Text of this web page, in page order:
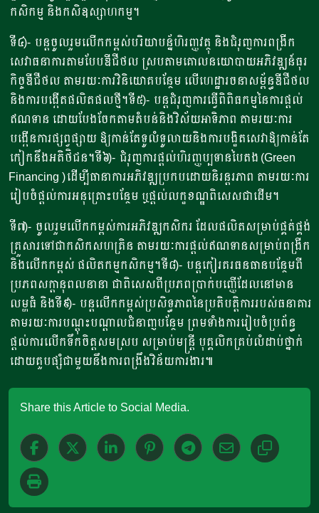
កសិកម្ម និងកសិឧស្សាហកម្ម។
ទី៤)- បន្តចូលរួមលើកកម្ពស់បរិយាបន្ន័ហិរញ្ញវត្ថុ និងជំរុញការពង្រីក
សេវាធនាការតាមបែបឌីជីថល ស្របតាមគោលនយោបាយអភិវឌ្ឍន៍ធុរ
កិច្ចឌីជីថល តាមរយៈការវិនិយោគបន្ថែម លើហេដ្ឋារចនាសម្ព័ន្ធឌីជីថល
និងការបង្កើតផលិតផលថ្មី។ទី៥)- បន្តជំរុញការធ្វើពិពិធកម្មនៃការផ្តល់
ឥណទាន ដោយបែងចែកតាមតំបន់និងវិស័យអាទិភាព តាមរយៈការ
បង្កើនការផ្សព្វផ្សាយ ឱ្យកាន់តែទូលំទូលាយនិងការបង្ខិតសេវាឱ្យកាន់តែ
កៀកនឹងអតិថិជន។ទី៦)- ជំរុញការផ្តល់ហិរញ្ញប្បទានបៃតង (Green
Financing )ដើម្បីធានាការអភិវឌ្ឍប្រកបដោយនិរន្តរភាព តាមរយៈការ
រៀបចំផ្តល់ការអនុគ្រោះបន្ថែម ឬផ្តល់លក្ខខណ្ឌពិសេសជាដើម។
ទី៧)- ចូលរួមលើកកម្ពស់ការអភិវឌ្ឍកសិករ ដែលផលិតសម្រាប់ផ្គត់ផ្គង់
គ្រួសារទៅជាកសិកសហគ្រិន តាមរយៈការផ្តល់ឥណទានសម្រាប់ពង្រីក
និងលើកកម្ពស់ ផលិតកម្មកសិកម្ម។ទី៨)- បន្តកៀរគរធនធានបន្ថែមពី
ប្រភពសក្តានុពលនានា ជាពិសេសពីប្រភពប្រាក់បញ្ញើដែលនៅមាន
លម្ហធំ និងទី៩)- បន្តលើកកម្ពស់ប្រសិទ្ធភាពនៃប្រតិបត្តិការរបស់ធនាគារ
តាមរយៈការបណ្តុះបណ្តាលជំនាញបន្ថែម ព្រមទាំងការរៀបចំប្រព័ន្ធ
ផ្តល់ការលើកទឹកចិត្តសមស្រប សម្រាប់មន្ត្រី បុគ្គលិកគ្រប់លំដាប់ថ្នាក់
ដោយគួបផ្សំជាមួយនឹងការពង្រឹងវិន័យការងារ៕
Share this Article to Social Media.